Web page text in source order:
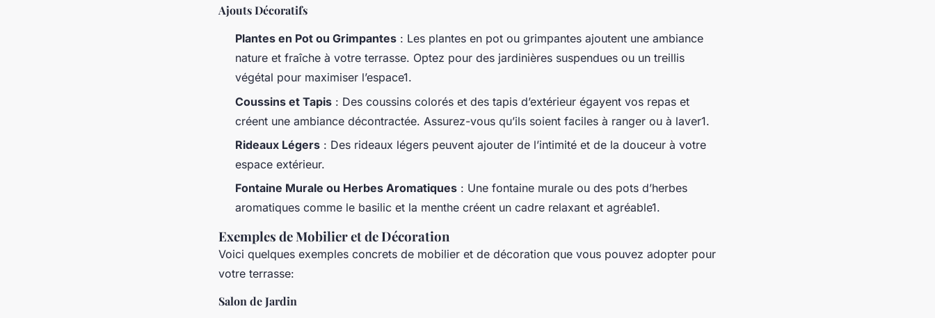
Ajouts Décoratifs
Plantes en Pot ou Grimpantes : Les plantes en pot ou grimpantes ajoutent une ambiance
nature et fraîche à votre terrasse. Optez pour des jardinières suspendues ou un treillis
végétal pour maximiser l’espace1.
Coussins et Tapis : Des coussins colorés et des tapis d’extérieur égayent vos repas et
créent une ambiance décontractée. Assurez-vous qu’ils soient faciles à ranger ou à laver1.
Rideaux Légers : Des rideaux légers peuvent ajouter de l’intimité et de la douceur à votre
espace extérieur.
Fontaine Murale ou Herbes Aromatiques : Une fontaine murale ou des pots d’herbes
aromatiques comme le basilic et la menthe créent un cadre relaxant et agréable1.
Exemples de Mobilier et de Décoration
Voici quelques exemples concrets de mobilier et de décoration que vous pouvez adopter pour
votre terrasse:
Salon de Jardin